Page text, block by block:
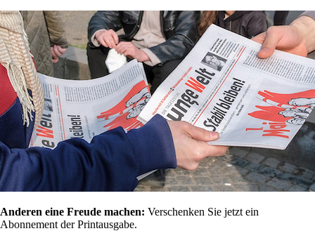
Anderen eine Freude machen: Verschenken Sie jetzt ein
Abonnement der Printausgabe.